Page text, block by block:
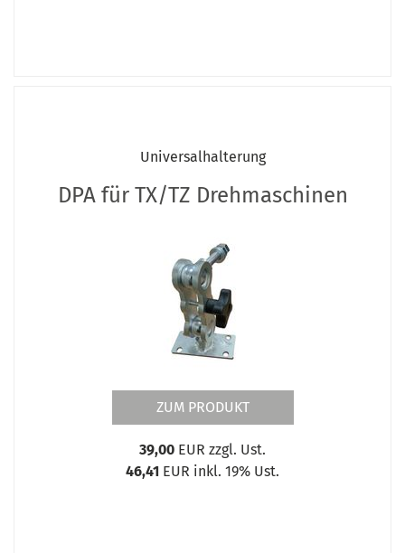
Universalhalterung
DPA für TX/TZ Drehmaschinen
ZUM PRODUKT
39,00 EUR zzgl. Ust.
46,41 EUR inkl. 19% Ust.